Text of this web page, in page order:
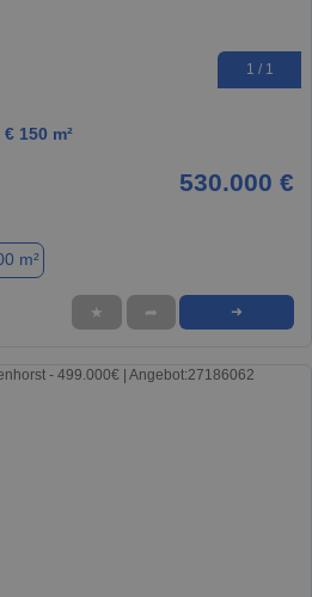
1 / 1
150 m²
530.000 €
m²
★ ➦ ➜